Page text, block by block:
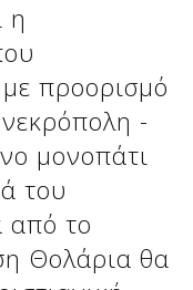
η
προορισμό
-
μονοπάτι
του
από το
Θολάρια θα